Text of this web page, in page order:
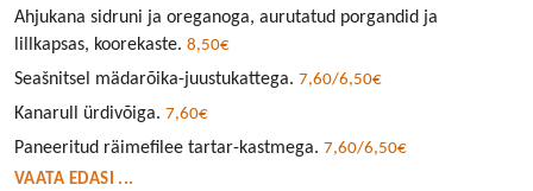
Ahjukana sidruni ja oreganoga, aurutatud porgandid ja
lillkapsas, koorekaste. 8,50€
Seašnitsel mädarõika-juustukattega. 7,60/6,50€
Kanarull ürdivõiga. 7,60€
Paneeritud räimefilee tartar-kastmega. 7,60/6,50€
VAATA EDASI ...